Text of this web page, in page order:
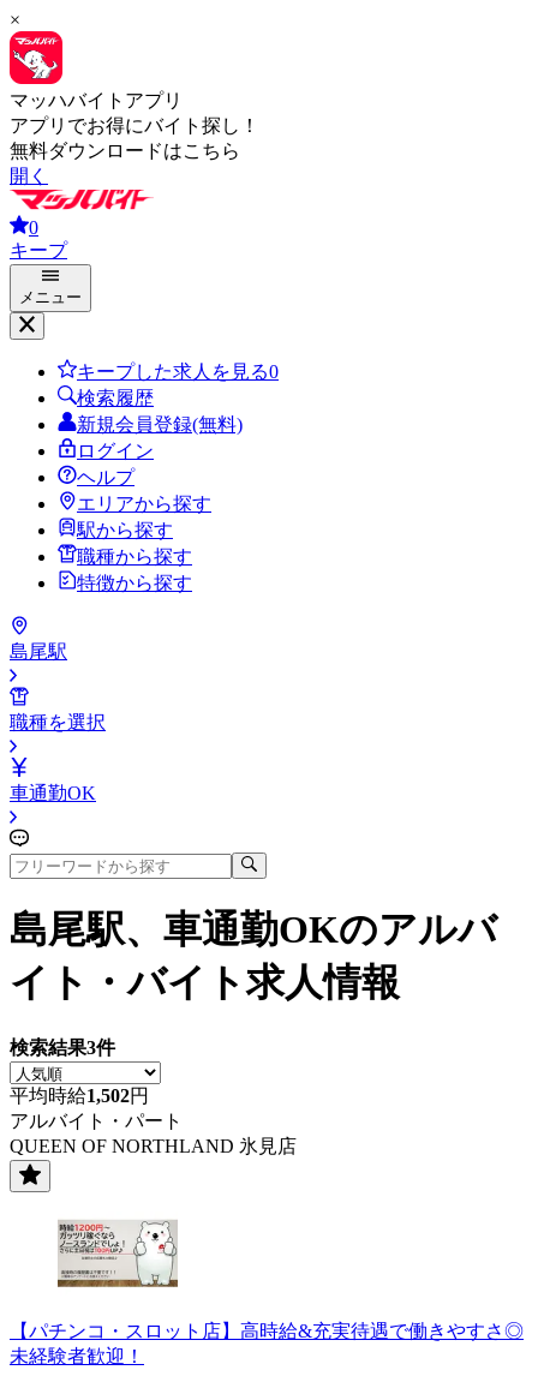
×
マッハバイトアプリ
アプリでお得にバイト探し！
無料ダウンロードはこちら
開く
0
キープ
メニュー
キープした求人を見る0
検索履歴
新規会員登録(無料)
ログイン
ヘルプ
エリアから探す
駅から探す
職種から探す
特徴から探す
島尾駅
職種を選択
車通勤OK
島尾駅、車通勤OKのアルバ
イト・バイト求人情報
検索結果3件
平均時給1,502円
アルバイト・パート
QUEEN OF NORTHLAND 氷見店
【パチンコ・スロット店】高時給&充実待遇で働きやすさ◎
未経験者歓迎！